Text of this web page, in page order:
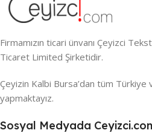
Firmamızın ticari ünvanı Çeyizci
Ticaret Limited Şirketidir.
Çeyizin Kalbi Bursa’dan tüm Türkiye
yapmaktayız.
Sosyal Medyada